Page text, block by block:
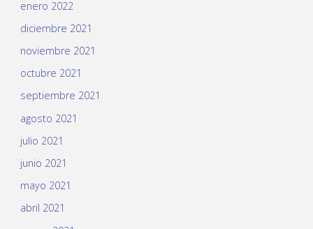
enero 2022
diciembre 2021
noviembre 2021
octubre 2021
septiembre 2021
agosto 2021
julio 2021
junio 2021
mayo 2021
abril 2021